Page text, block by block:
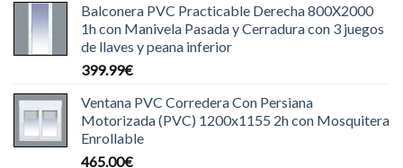
Balconera PVC Practicable Derecha 800X2000
1h con Manivela Pasada y Cerradura con 3 juegos
de llaves y peana inferior
399.99€
Ventana PVC Corredera Con Persiana
Motorizada (PVC) 1200x1155 2h con Mosquitera
Enrollable
465.00€